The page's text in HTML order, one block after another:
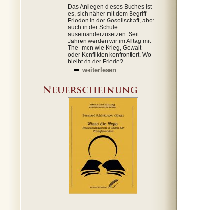
Das Anliegen dieses Buches ist
es, sich näher mit dem Begriff
Frieden in der Gesellschaft, aber
auch in der Schule
auseinanderzusetzen. Seit
Jahren werden wir im Alltag mit
The- men wie Krieg, Gewalt
oder Konflikten konfrontiert. Wo
bleibt da der Friede?
weiterlesen